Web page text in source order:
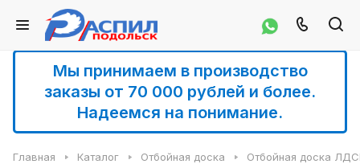
Мы принимаем в производство
заказы от 70 000 рублей и более.
Надеемся на понимание.
Главная Каталог Отбойная доска Отбойная доска